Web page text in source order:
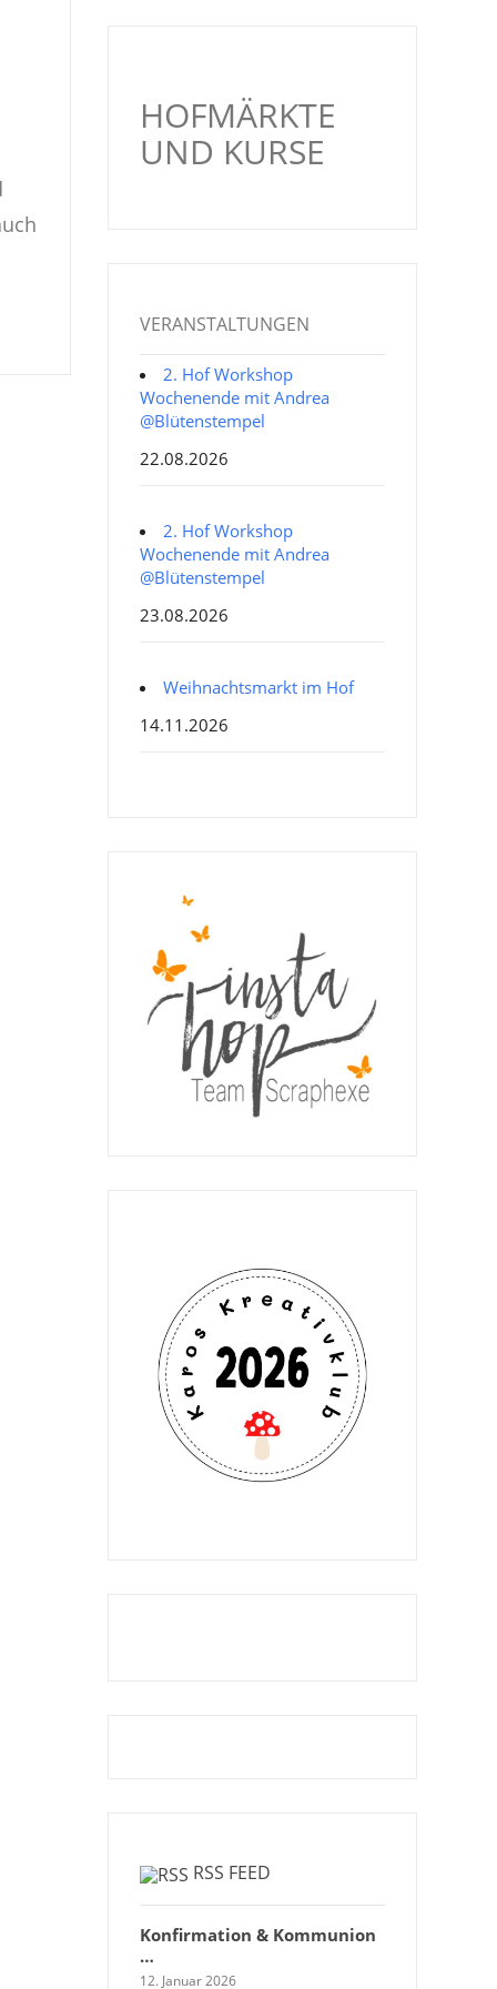
HOFMÄRKTE
UND KURSE
VERANSTALTUNGEN
2. Hof Workshop
Wochenende mit Andrea
@Blütenstempel
22.08.2026
2. Hof Workshop
Wochenende mit Andrea
@Blütenstempel
23.08.2026
Weihnachtsmarkt im Hof
14.11.2026
RSS FEED
Konfirmation & Kommunion
…
12. Januar 2026